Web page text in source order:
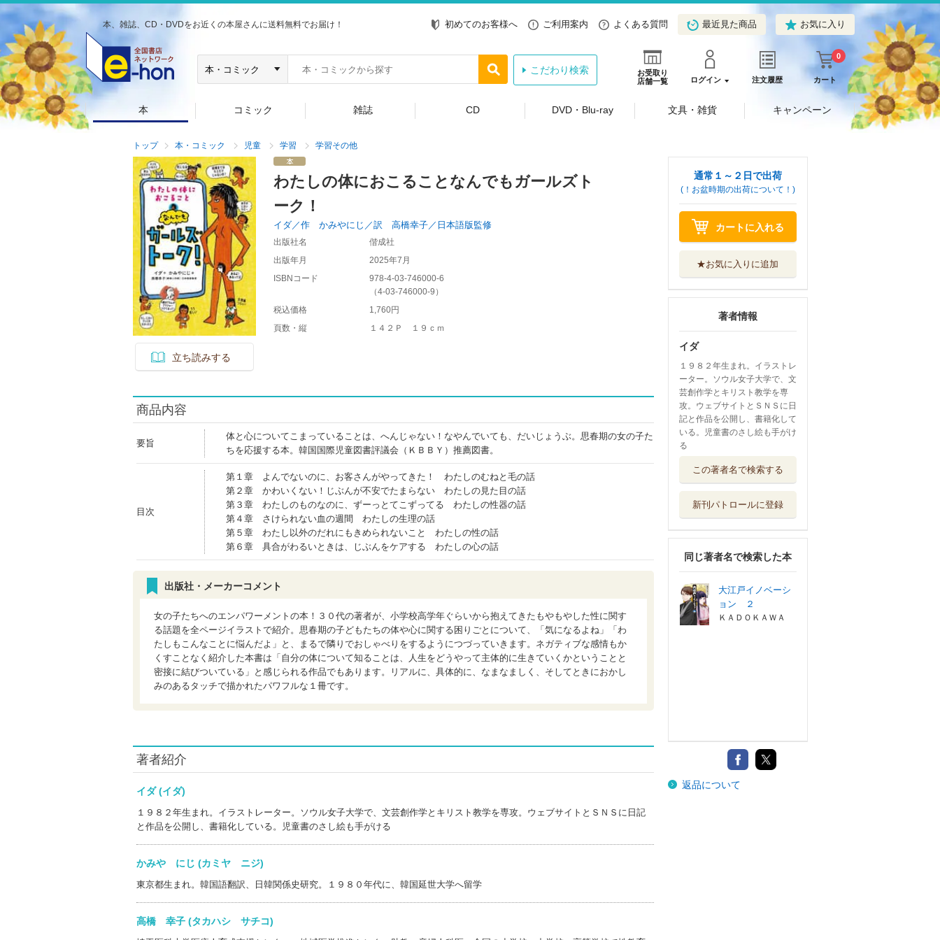
本、雑誌、CD・DVDをお近くの本屋さんに送料無料でお届け！ 初めてのお客様へ ご利用案内 よくある質問 最近見た商品 お気に入り
お受取り
店舗一覧
ログイン 注文履歴 カート
0
こだわり検索
本 コミック 雑誌 CD DVD・Blu-ray 文具・雑貨 キャンペーン
トップ 本・コミック 児童 学習 学習その他
立ち読みする
わたしの体におこることなんでもガールズト
ーク！
イダ／作 かみやにじ／訳 高橋幸子／日本語版監修
出版社名
偕成社
出版年月
2025年7月
ISBNコード
978-4-03-746000-6
（4-03-746000-9 ）
税込価格
1,760円
頁数・縦
１４２Ｐ １９ｃｍ
商品内容
要旨
体と心についてこまっていることは、へんじゃない！なやんでいても、だいじょうぶ。思春期の女の子た
ちを応援する本。韓国国際児童図書評議会（ＫＢＢＹ）推薦図書。
目次
第１章 よんでないのに、お客さんがやってきた！ わたしのむねと毛の話
第２章 かわいくない！じぶんが不安でたまらない わたしの見た目の話
第３章 わたしのものなのに、ずーっとてこずってる わたしの性器の話
第４章 さけられない血の週間 わたしの生理の話
第５章 わたし以外のだれにもきめられないこと わたしの性の話
第６章 具合がわるいときは、じぶんをケアする わたしの心の話
出版社・メーカーコメント
女の子たちへのエンパワーメントの本！３０代の著者が、小学校高学年ぐらいから抱えてきたもやもやした性に関す
る話題を全ページイラストで紹介。思春期の子どもたちの体や心に関する困りごとについて、「気になるよね」「わ
たしもこんなことに悩んだよ」と、まるで隣りでおしゃべりをするようにつづっていきます。ネガティブな感情もか
くすことなく紹介した本書は「自分の体について知ることは、人生をどうやって主体的に生きていくかということと
密接に結びついている」と感じられる作品でもあります。リアルに、具体的に、なまなましく、そしてときにおかし
みのあるタッチで描かれたパワフルな１冊です。
著者紹介
イダ (イダ)
１９８２年生まれ。イラストレーター。ソウル女子大学で、文芸創作学とキリスト教学を専攻。ウェブサイトとＳＮＳに日記
と作品を公開し、書籍化している。児童書のさし絵も手がける
かみや にじ (カミヤ ニジ)
東京都生まれ。韓国語翻訳、日韓関係史研究。１９８０年代に、韓国延世大学へ留学
高橋 幸子 (タカハシ サチコ)
通常１～２日で出荷
(！お盆時期の出荷について！)
カートに入れる
★お気に入りに追加
著者情報
イダ
１９８２年生まれ。イラストレ
ーター。ソウル女子大学で、文
芸創作学とキリスト教学を専
攻。ウェブサイトとＳＮＳに日
記と作品を公開し、書籍化して
いる。児童書のさし絵も手がけ
る
この著者名で検索する
新刊パトロールに登録
同じ著者名で検索した本
大江戸イノベーシ
ョン ２
ＫＡＤＯＫＡＷＡ
返品について